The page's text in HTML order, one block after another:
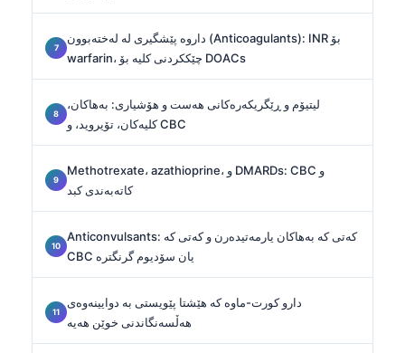
داروە پێشگیری لە لەختەبوون (Anticoagulants): INR بۆ
warfarin، چێککردنی کلیە بۆ DOACs
لیتیۆم و ڕێگریکەرەکانی هەست و هۆشیاری: بەهاکان،
کلیەکان، تۆیروید، و CBC
Methotrexate، azathioprine، و DMARDs: CBC و
کاتەبەندی کبد
Anticonvulsants: کەتی کە بەهاکان یارمەتیدەرن و کەتی کە
CBC یان سۆدیوم گرنگترە
دارو کورت-ماوە کە هێشتا پێویستی بە دوایینەوەی
هەڵسەنگاندنی خوێن هەیە